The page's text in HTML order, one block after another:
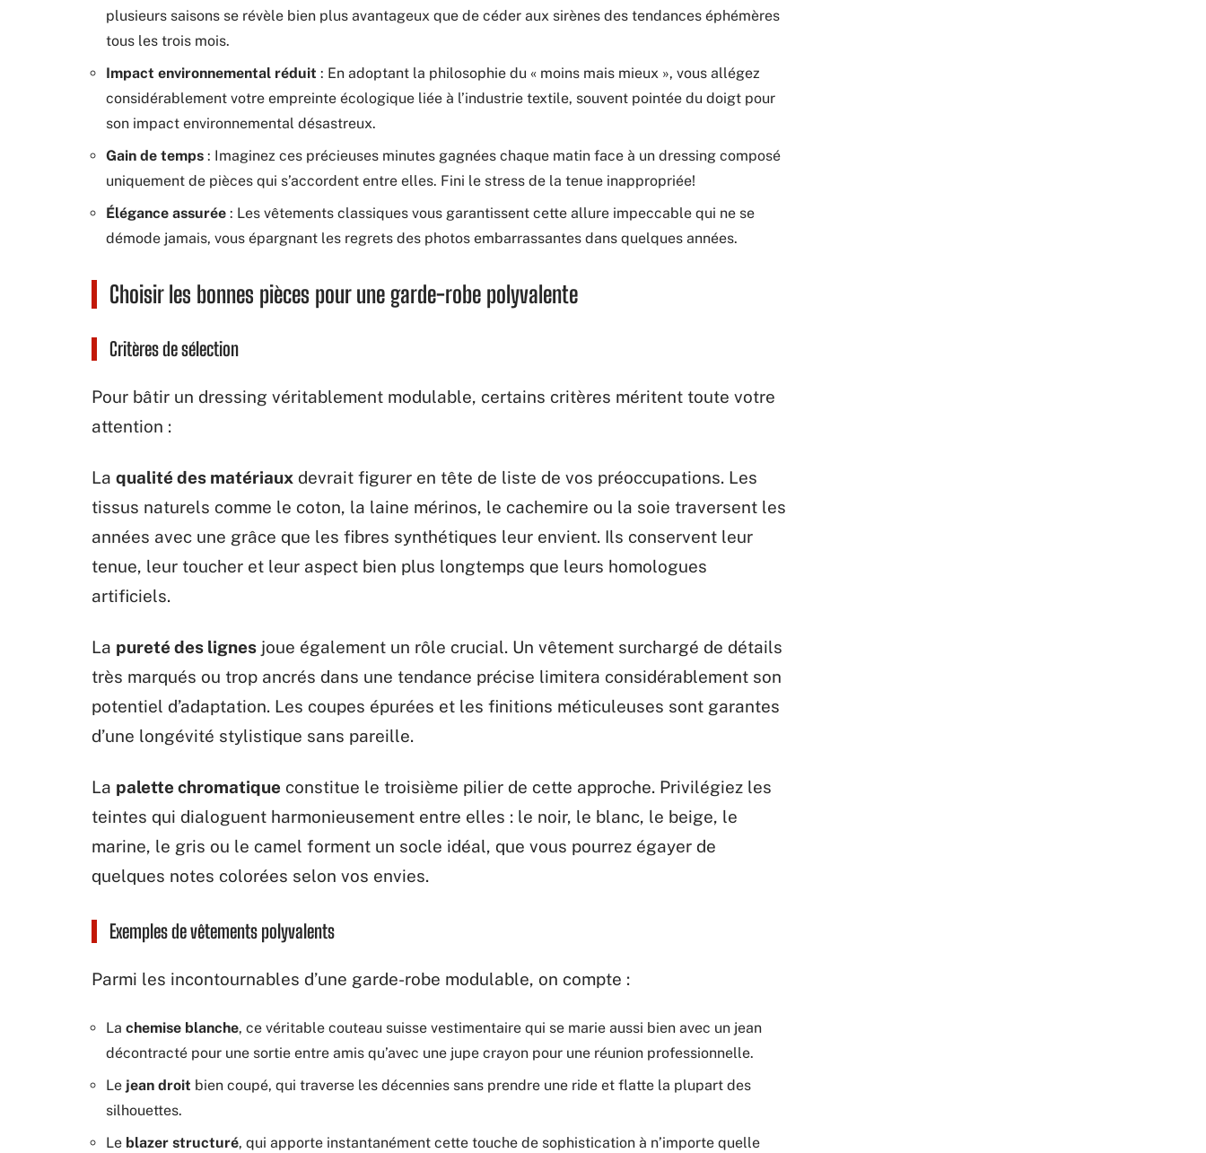
plusieurs saisons se révèle bien plus avantageux que de céder aux sirènes des tendances éphémères
tous les trois mois.
Impact environnemental réduit : En adoptant la philosophie du « moins mais mieux », vous allégez
considérablement votre empreinte écologique liée à l’industrie textile, souvent pointée du doigt pour
son impact environnemental désastreux.
Gain de temps : Imaginez ces précieuses minutes gagnées chaque matin face à un dressing composé
uniquement de pièces qui s’accordent entre elles. Fini le stress de la tenue inappropriée!
Élégance assurée : Les vêtements classiques vous garantissent cette allure impeccable qui ne se
démode jamais, vous épargnant les regrets des photos embarrassantes dans quelques années.
Choisir les bonnes pièces pour une garde-robe polyvalente
Critères de sélection
Pour bâtir un dressing véritablement modulable, certains critères méritent toute votre
attention :
La qualité des matériaux devrait figurer en tête de liste de vos préoccupations. Les
tissus naturels comme le coton, la laine mérinos, le cachemire ou la soie traversent les
années avec une grâce que les fibres synthétiques leur envient. Ils conservent leur
tenue, leur toucher et leur aspect bien plus longtemps que leurs homologues
artificiels.
La pureté des lignes joue également un rôle crucial. Un vêtement surchargé de détails
très marqués ou trop ancrés dans une tendance précise limitera considérablement son
potentiel d’adaptation. Les coupes épurées et les finitions méticuleuses sont garantes
d’une longévité stylistique sans pareille.
La palette chromatique constitue le troisième pilier de cette approche. Privilégiez les
teintes qui dialoguent harmonieusement entre elles : le noir, le blanc, le beige, le
marine, le gris ou le camel forment un socle idéal, que vous pourrez égayer de
quelques notes colorées selon vos envies.
Exemples de vêtements polyvalents
Parmi les incontournables d’une garde-robe modulable, on compte :
La chemise blanche, ce véritable couteau suisse vestimentaire qui se marie aussi bien avec un jean
décontracté pour une sortie entre amis qu’avec une jupe crayon pour une réunion professionnelle.
Le jean droit bien coupé, qui traverse les décennies sans prendre une ride et flatte la plupart des
silhouettes.
Le blazer structuré, qui apporte instantanément cette touche de sophistication à n’importe quelle